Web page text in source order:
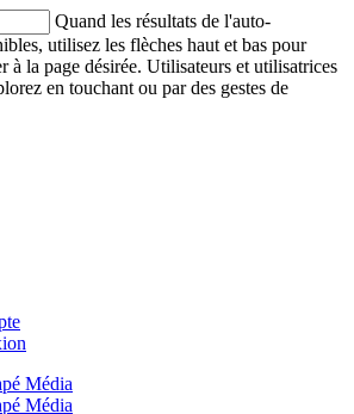
Quand les résultats de l'auto-
utilisez les flèches haut et bas pour
à la page désirée. Utilisateurs et utilisatrices
en touchant ou par des gestes de